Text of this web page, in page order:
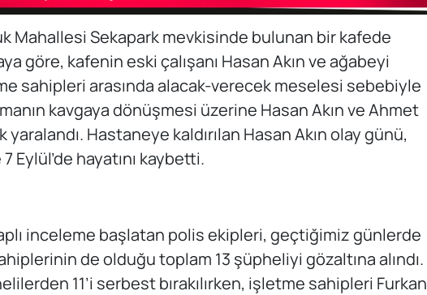
Mahallesi Sekapark mevkisinde bulunan bir kafede
göre, kafenin eski çalışanı Hasan Akın ve ağabeyi
sahipleri arasında alacak-verecek meselesi sebebiyle
kavgaya dönüşmesi üzerine Hasan Akın ve Ahmet
yaralandı. Hastaneye kaldırılan Hasan Akın olay günü,
Eylül’de hayatını kaybetti.
inceleme başlatan polis ekipleri, geçtiğimiz günlerde
de olduğu toplam 13 şüpheliyi gözaltına alındı.
11’i serbest bırakılırken, işletme sahipleri Furkan